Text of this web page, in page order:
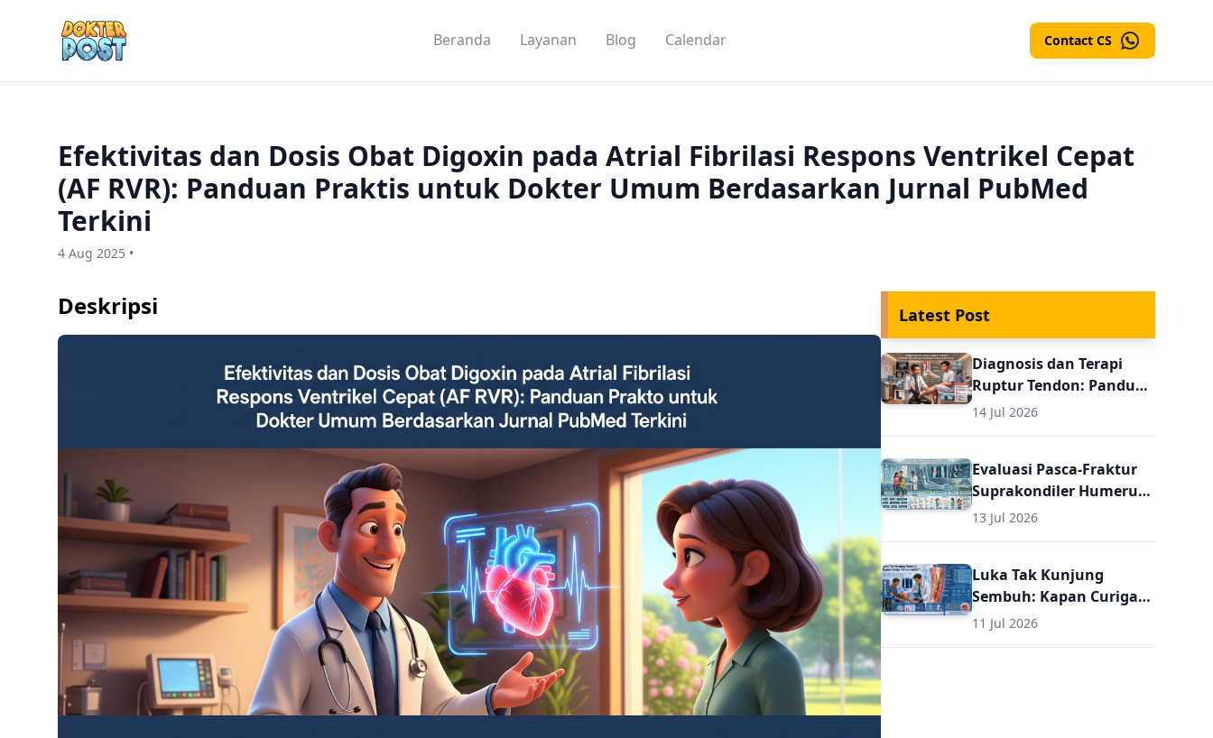
Contact CS
Beranda Layanan Blog Calendar
Efektivitas dan Dosis Obat Digoxin pada Atrial Fibrilasi Respons Ventrikel Cepat
(AF RVR): Panduan Praktis untuk Dokter Umum Berdasarkan Jurnal PubMed
Terkini
4 Aug 2025 •
Deskripsi Latest Post
Diagnosis dan Terapi
Ruptur Tendon: Panduan
Evaluasi Pasca
14 Jul 2026
Evaluasi Pasca-Fraktur
Suprakondiler Humerus
pada Anak: Panduan
untuk Dokter Umum
13 Jul 2026
Luka Tak Kunjung
Sembuh: Kapan Curiga
Osteomielitis? Panduan
11 Jul 2026